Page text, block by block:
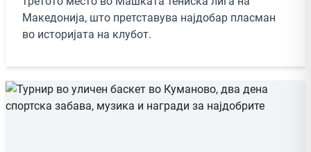
Македонија, што претставува најдобар пласман
во историјата на клубот.